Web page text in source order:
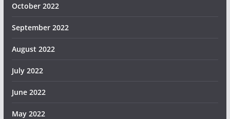
October 2022
September 2022
August 2022
July 2022
June 2022
May 2022